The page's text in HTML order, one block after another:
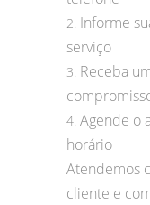
2. Informe
serviço
3. Receba
4. Agende o
horário
Atendemos
cliente e